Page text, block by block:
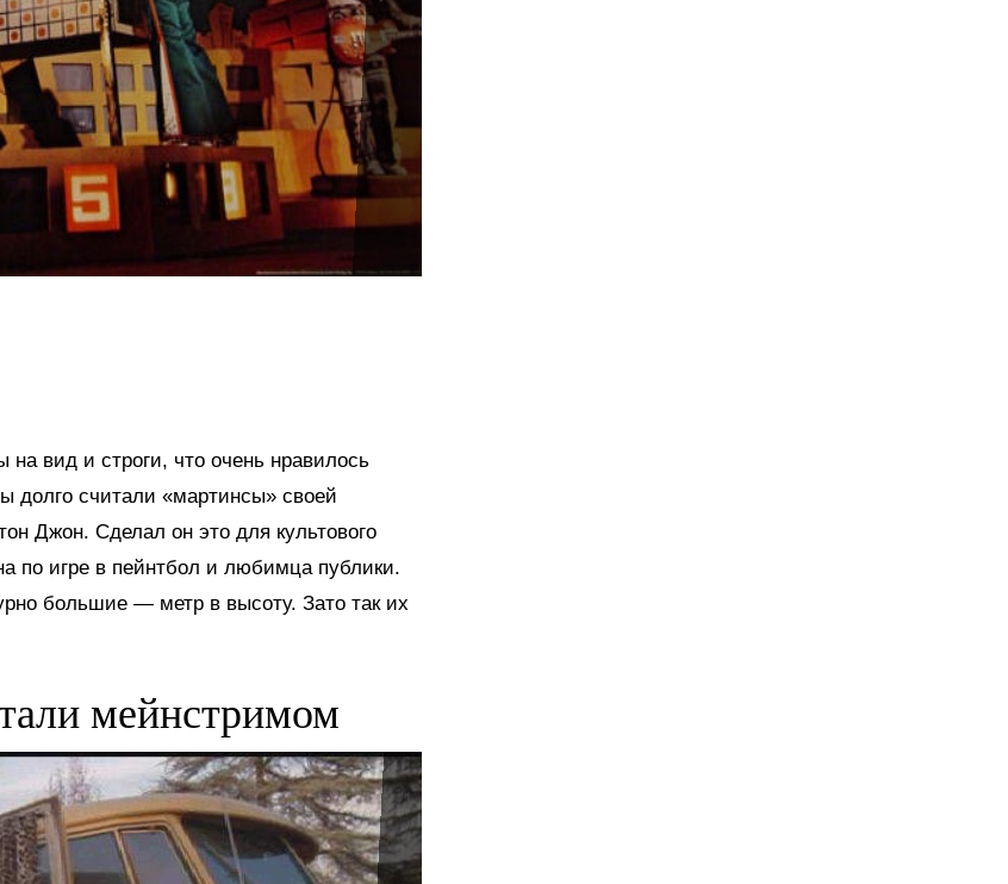
вид и строги, что очень нравилось
долго считали «мартинсы» своей
Джон. Сделал он это для культового
по игре в пейнтбол и любимца публики.
большие — метр в высоту. Зато так их
мейнстримом